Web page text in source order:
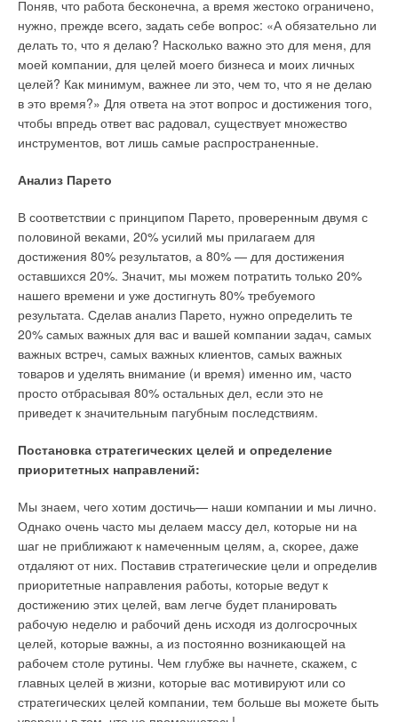
Поняв, что работа бесконечна, а время жестоко ограничено,
нужно, прежде всего, задать себе вопрос: «А обязательно ли
делать то, что я делаю? Насколько важно это для меня, для
моей компании, для целей моего бизнеса и моих личных
целей? Как минимум, важнее ли это, чем то, что я не делаю
в это время?» Для ответа на этот вопрос и достижения того,
чтобы впредь ответ вас радовал, существует множество
инструментов, вот лишь самые распространенные.
Анализ Парето
В соответствии с принципом Парето, проверенным двумя с
половиной веками, 20% усилий мы прилагаем для
достижения 80% результатов, а 80% — для достижения
оставшихся 20%. Значит, мы можем потратить только 20%
нашего времени и уже достигнуть 80% требуемого
результата. Сделав анализ Парето, нужно определить те
20% самых важных для вас и вашей компании задач, самых
важных встреч, самых важных клиентов, самых важных
товаров и уделять внимание (и время) именно им, часто
просто отбрасывая 80% остальных дел, если это не
приведет к значительным пагубным последствиям.
Постановка стратегических целей и определение
приоритетных направлений:
Мы знаем, чего хотим достичь— наши компании и мы лично.
Однако очень часто мы делаем массу дел, которые ни на
шаг не приближают к намеченным целям, а, скорее, даже
отдаляют от них. Поставив стратегические цели и определив
приоритетные направления работы, которые ведут к
достижению этих целей, вам легче будет планировать
рабочую неделю и рабочий день исходя из долгосрочных
целей, которые важны, а из постоянно возникающей на
рабочем столе рутины. Чем глубже вы начнете, скажем, с
главных целей в жизни, которые вас мотивируют или со
стратегических целей компании, тем больше вы можете быть
Каким же образом определить будущее
энергопотребление и количество и мощность
конвекторов для отопления помещений?
Эта работа чаще всего поручается профессионалам, т.к. в
процессе оценки тепловых потерь, которые необходимо
компенсировать за счет отопления, требуется учесть
множество факторов: качество изоляции и материал пола,
количество и качество окон. В зависимости от назначения
диапазон— разница между самой низкой температурой на
улице и требуемой температурой в помещении.
Определив общие теплопотери помещения, можно
определить количество и мощность конвекторов. Например,
в хорошо изолированном помещении электроконвектор
мощностью 1 кВт будет отапливать около 30 м 3воздуха, или
10 м2площади (при высоте потолка 2,5 м). Финская
компания ENSTO почти на протяжении 40 лет работает в
области электрического отопления и производит
электрические конвекторы с электронными и механическими
КонвекторыENSTOпредставлены двумя основными
представлена конвекторами с механическим или
электронным термостатом. Конвектор Beta с механическим
термостатом снабжен шнуром с вилкой, что дает
возможность самостоятельной его установки в любом
помещении. Конвектор Beta с электронным термостатом
укомплектован монтажной коробкой, с помощью которой
осуществляется подключение к питанию и реализуется
возможность по выходу в режим экономии.
Серия конвекторов Tupa с электронными термостатами
представлена целым семейством электрообогревателей с
присоединения системы
СРТ к тепловой сети
регулирования систем
отопления элеваторных
(а), СРТ зависимых (б) и
полузависимых (в), с
насосной циркуляцией в
независимом (г) и
зависимом (д) от
тепловой сети
контурами циркуляции
Рис. 18. Схемы (слева)
узлов подпитки
независимого контура
циркуляции и
соответствующие
схематические
изображения (справа)
пьезометрического
графика тепловой сети
адаптировали выпускаемую продукцию под российские
требования, включая климатические особенности
эксплуатации техники.
Улучшили качество комплектующих и сборки, дали
доступную цену. Все это и является главным для нас
.Конечно, мы прислушиваемся к мнению наших российских
года. Наша продукция предназначена для средней ценовой
лучшие комплектующие китайских производителей.
Все они проходят входной контроль. Мы стараемся
изготовить продукцию высокого качества. Кроме того, все
заявленные параметры (мощность, технические
характеристики) наших товаров полностью соответствуют
заявленным в паспорте изделия. В настоящий момент в
Россию мы поставляем циркуляционные, центробежные,
вихревые насосы, станции индивидуального водоснабжения,
гидроаккумуляторы, расширительные баки для систем
отопления, фитинги.
По китайскому масштабу наша компания средняя, и моя
цель сделать ее крупнее и известнее. Ассортимент товара
доступную продукцию очень широкого профиля. Надеюсь,
доля нашей компании будет увеличиваться.
В чем заключаются конкурентные преимущества Вашей
продукции, как Вы соотносите ее с известными
европейскими и российскими марками,
присутствующими у нас? Боитесь ли Вы насыщения
рынка, конкуренции?
С.J.M.:В Китае, когда люди покупают товар, их действия
оцениваются одним словом: «Син Цзя Би» (Син —
качество,Цзя — цена,Би — коэффициент). Это слово